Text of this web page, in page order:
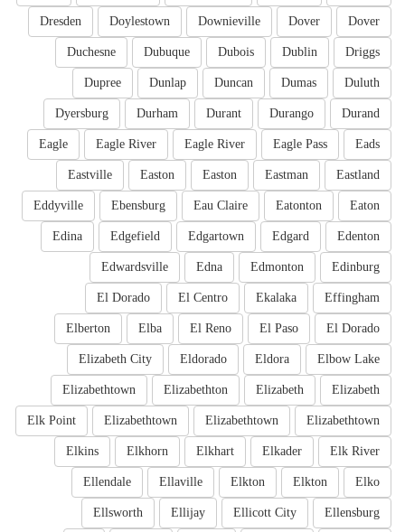
Dover
Dover
Downieville
Doylestown
Dresden
Driggs
Dublin
Dubois
Dubuque
Duchesne
Duluth
Dumas
Duncan
Dunlap
Dupree
Durand
Durango
Durant
Durham
Dyersburg
Eads
Eagle Pass
Eagle River
Eagle River
Eagle
Eastland
Eastman
Easton
Easton
Eastville
Eaton
Eatonton
Eau Claire
Ebensburg
Eddyville
Edenton
Edgard
Edgartown
Edgefield
Edina
Edinburg
Edmonton
Edna
Edwardsville
Effingham
Ekalaka
El Centro
El Dorado
El Dorado
El Paso
El Reno
Elba
Elberton
Elbow Lake
Eldora
Eldorado
Elizabeth City
Elizabeth
Elizabeth
Elizabethton
Elizabethtown
Elizabethtown
Elizabethtown
Elizabethtown
Elk Point
Elk River
Elkader
Elkhart
Elkhorn
Elkins
Elko
Elkton
Elkton
Ellaville
Ellendale
Ellensburg
Ellicott City
Ellijay
Ellsworth